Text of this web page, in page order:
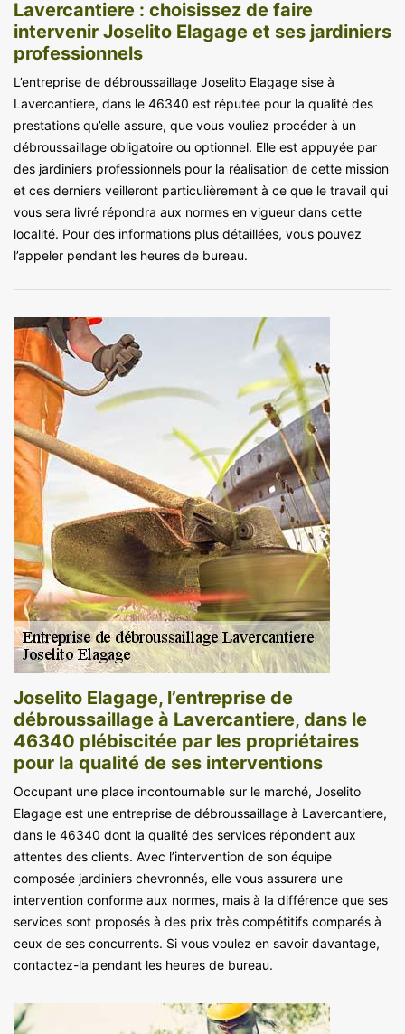
Lavercantiere : choisissez de faire
intervenir Joselito Elagage et ses jardiniers
professionnels
L’entreprise de débroussaillage Joselito Elagage sise à
Lavercantiere, dans le 46340 est réputée pour la qualité des
prestations qu’elle assure, que vous vouliez procéder à un
débroussaillage obligatoire ou optionnel. Elle est appuyée par
des jardiniers professionnels pour la réalisation de cette mission
et ces derniers veilleront particulièrement à ce que le travail qui
vous sera livré répondra aux normes en vigueur dans cette
localité. Pour des informations plus détaillées, vous pouvez
l’appeler pendant les heures de bureau.
Joselito Elagage, l’entreprise de
débroussaillage à Lavercantiere, dans le
46340 plébiscitée par les propriétaires
pour la qualité de ses interventions
Occupant une place incontournable sur le marché, Joselito
Elagage est une entreprise de débroussaillage à Lavercantiere,
dans le 46340 dont la qualité des services répondent aux
attentes des clients. Avec l’intervention de son équipe
composée jardiniers chevronnés, elle vous assurera une
intervention conforme aux normes, mais à la différence que ses
services sont proposés à des prix très compétitifs comparés à
ceux de ses concurrents. Si vous voulez en savoir davantage,
contactez-la pendant les heures de bureau.